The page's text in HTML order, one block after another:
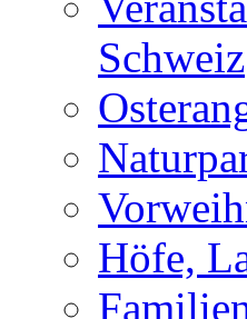
Schweiz
Höfe,